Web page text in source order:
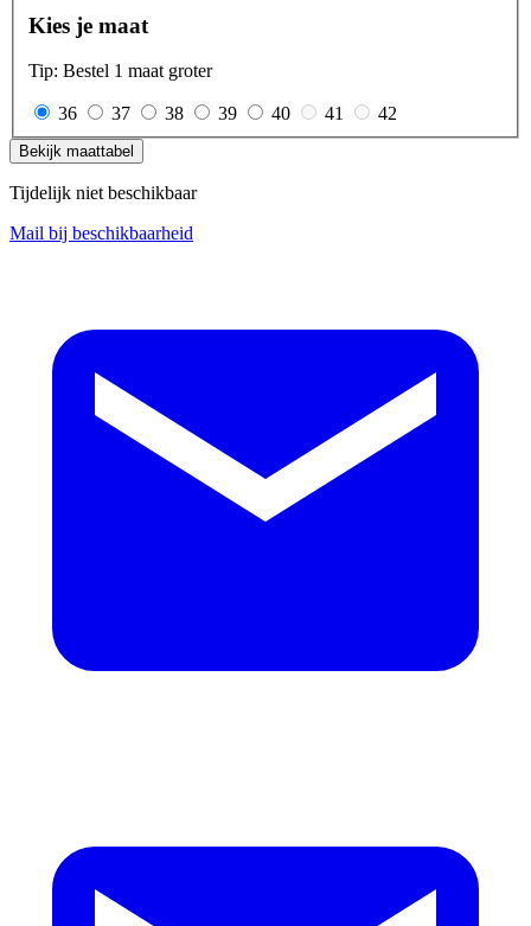
Kies je maat
Tip: Bestel 1 maat groter
36 37 38 39 40 41 42
Bekijk maattabel
Tijdelijk niet beschikbaar
Mail bij beschikbaarheid